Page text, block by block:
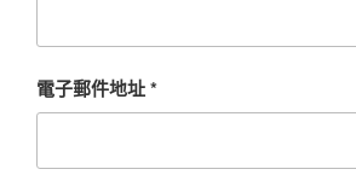
電子郵件地址*